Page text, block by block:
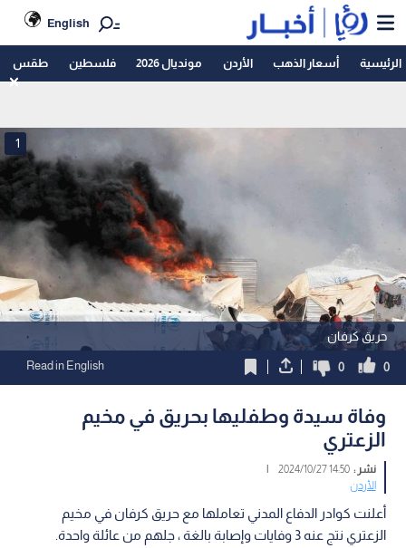
English
الرئيسية أسعار الذهب الأردن مونديال 2026 فلسطين طقس
حريق كرفان
1
0
0
Read in English
وفاة سيدة وطفليها بحريق في مخيم
الزعتري
نشر :14:50 2024/10/27
|
الأردن
أعلنت كوادر الدفاع المدني تعاملها مع حريق كرفان في مخيم
الزعتري نتج عنه 3 وفايات وإصابة بالغة ، جلهم من عائلة واحدة.